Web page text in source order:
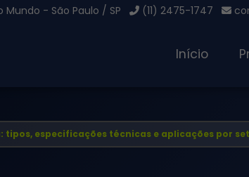
Mundo - São Paulo / SP (11) 2475-1747
Início
tipos, especificações técnicas e aplicações por